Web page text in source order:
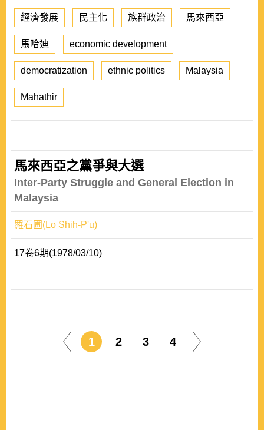
經濟發展 民主化 族群政治 馬來西亞
馬哈迪 economic development
democratization ethnic politics Malaysia
Mahathir
馬來西亞之黨爭與大選
Inter-Party Struggle and General Election in
Malaysia
羅石圃(Lo Shih-P'u)
17卷6期(1978/03/10)
1 2 3 4